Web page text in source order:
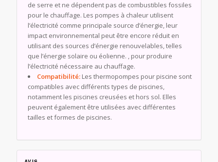
de serre et ne dépendent pas de combustibles fossiles
pour le chauffage. Les pompes à chaleur utilisent
l’électricité comme principale source d’énergie, leur
impact environnemental peut être encore réduit en
utilisant des sources d’énergie renouvelables, telles
que l’énergie solaire ou éolienne. , pour produire
l’électricité nécessaire au chauffage.
Compatibilité:Les thermopompes pour piscine sont
compatibles avec différents types de piscines,
notamment les piscines creusées et hors sol. Elles
peuvent également être utilisées avec différentes
tailles et formes de piscines.